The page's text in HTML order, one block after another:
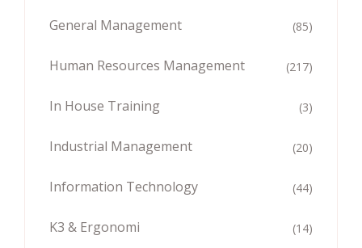
General Management (85)
Human Resources Management (217)
In House Training (3)
Industrial Management (20)
Information Technology (44)
K3 & Ergonomi (14)